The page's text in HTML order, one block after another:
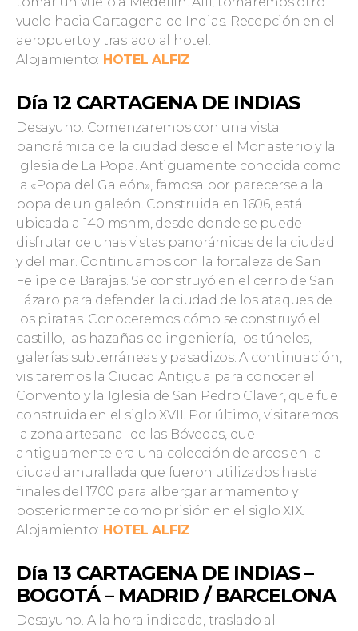
vuelo hacia Cartagena de Indias. Recepción en el
aeropuerto y traslado al hotel.
Alojamiento: HOTEL ALFIZ
Día 12 CARTAGENA DE INDIAS
Desayuno. Comenzaremos con una vista
panorámica de la ciudad desde el Monasterio y la
Iglesia de La Popa. Antiguamente conocida como
la «Popa del Galeón», famosa por parecerse a la
popa de un galeón. Construida en 1606, está
ubicada a 140 msnm, desde donde se puede
disfrutar de unas vistas panorámicas de la ciudad
y del mar. Continuamos con la fortaleza de San
Felipe de Barajas. Se construyó en el cerro de San
Lázaro para defender la ciudad de los ataques de
los piratas. Conoceremos cómo se construyó el
castillo, las hazañas de ingeniería, los túneles,
galerías subterráneas y pasadizos. A continuación,
visitaremos la Ciudad Antigua para conocer el
Convento y la Iglesia de San Pedro Claver, que fue
construida en el siglo XVII. Por último, visitaremos
la zona artesanal de las Bóvedas, que
antiguamente era una colección de arcos en la
ciudad amurallada que fueron utilizados hasta
finales del 1700 para albergar armamento y
posteriormente como prisión en el siglo XIX.
Alojamiento: HOTEL ALFIZ
Día 13 CARTAGENA DE INDIAS –
BOGOTÁ – MADRID / BARCELONA
Desayuno. A la hora indicada, traslado al